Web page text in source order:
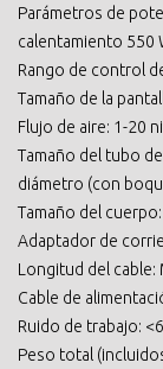
Parámetros de
calentamiento 550
Rango de control
Tamaño de la
Flujo de aire: 1-20
Tamaño del tubo
diámetro (con
Tamaño del
Adaptador de
Longitud del cable:
Cable de
Ruido de trabajo:
Peso total